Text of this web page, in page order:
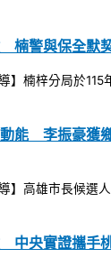
楠警與保全默
】楠梓分局於
動能 李振豪獲
】高雄市長候選
中央實證攜手